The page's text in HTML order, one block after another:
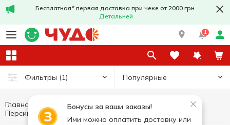
Бесплатная* первая доставка при чеке от 2000 грн
Детальней
1
Фильтры (1) Популярные
Бонусы за ваши заказы!
Ими можно оплатить доставку или
Главная Фрукты и овощи
Фрукты
Персики и нектарины